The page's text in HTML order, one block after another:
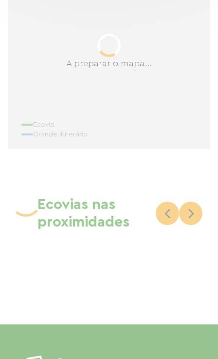
A preparar o mapa...
Ecovia
Grande itinerário
Ecovias nas
proximidades